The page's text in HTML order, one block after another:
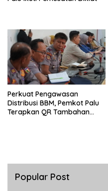
Perkuat Pengawasan
Distribusi BBM, Pemkot Palu
Terapkan QR Tambahan
Popular Post